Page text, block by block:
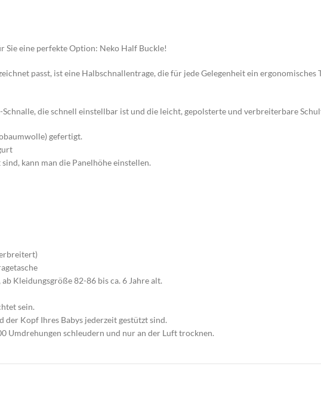
Sie eine perfekte Option: Neko Half Buckle!
passt, ist eine Halbschnallentrage, die für jede Gelegenheit ein
die schnell einstellbar ist und die leicht, gepolsterte und verbreiterbare
gefertigt.
kann man die Panelhöhe einstellen.
Kleidungsgröße 82-86 bis ca. 6 Jahre alt.
sein.
der Kopf Ihres Babys jederzeit gestützt sind.
Umdrehungen schleudern und nur an der Luft trocknen.